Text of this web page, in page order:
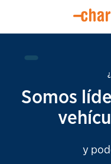
Somos
y